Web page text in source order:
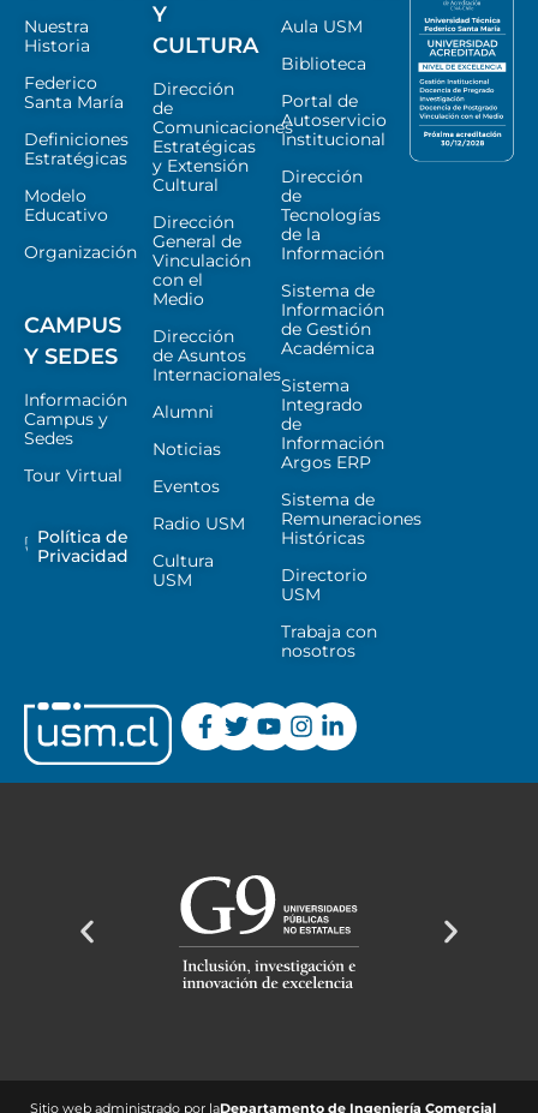
Nuestra
Historia
Federico
Santa María
Definiciones
Estratégicas
Modelo
Educativo
Organización
CAMPUS
Y SEDES
Información
Campus y
Sedes
Tour Virtual
Política de
Privacidad
Y
CULTURA
Dirección
de
Comunicaciones
Estratégicas
y Extensión
Cultural
Dirección
General de
Vinculación
con el
Medio
Dirección
de Asuntos
Internacionales
Alumni
Noticias
Eventos
Radio USM
Cultura
USM
Aula USM
Biblioteca
Portal de
Autoservicio
Institucional
Dirección
de
Tecnologías
de la
Información
Sistema de
Información
de Gestión
Académica
Sistema
Integrado
de
Información
Argos ERP
Sistema de
Remuneraciones
Históricas
Directorio
USM
Trabaja con
nosotros
Sitio web administrado por laDepartamento de Ingeniería Comercial ​